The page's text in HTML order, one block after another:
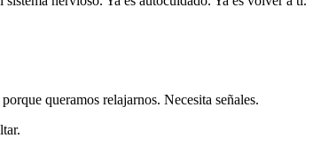
queramos relajarnos. Necesita señales.